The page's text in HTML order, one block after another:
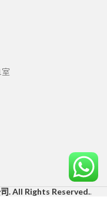
. All Rights Reserved..